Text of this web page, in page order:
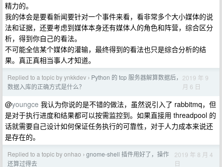
精力的。
我的体会是要看新闻要针对一个事件来看，看非常多个大小媒体的说
法和证据，还要考虑到媒体本身还有媒体人的角色和阵营，综合区分
析，得到你自己的看法。
不可能全信某个媒体的灌输，最终得到的看法也只是综合分析的结
果。真正真相当事人才知道。
Replied to a topic by ynkkdev › Python 的 tcp 服务器解算数据后，
数据入库的正确方式是什么？
2019 年 9
月 6 日
@youngce 我认为你说的是不错的做法，虽然说引入了 rabbitmq，但
是对于执行进度和结果都可以按需监控到。如果直接用 threadpool 的
话就需要自己设计如何保证任务执行的可靠性，对于人力成本来说还
是存在的。
Replied to a topic by onhao › gnome-shell 插件用好了，操作
还算过得去
2019 年 8 月 4
日